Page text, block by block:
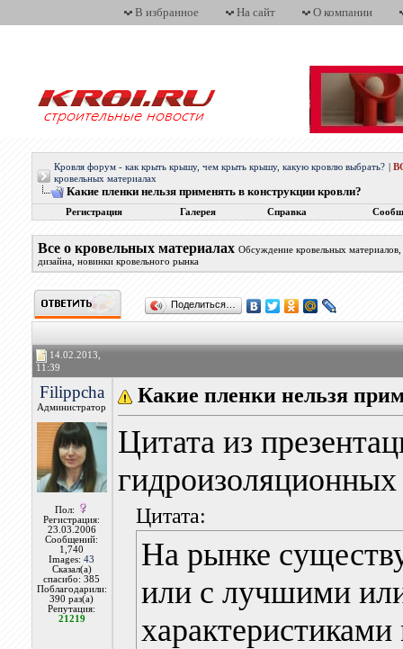
В избранное На сайт О компании
Кровля форум - как крыть крышу, чем крыть крышу, какую кровлю выбрать?
кровельных материалах
Какие пленки нельзя применять в конструкции кровли?
Регистрация Галерея Справка
Все о кровельных материалах Обсуждение кровельных
дизайна, новинки кровельного рынка
Поделиться…
14.02.2013,
11:39
Filippcha
Администратор
Пол:
Регистрация:
23.03.2006
Сообщений:
1,740
Images:43
Сказал(а)
спасибо: 385
Поблагодарили:
390 раз(а)
Репутация:
21219
Какие пленки нельзя
Цитата из
Цитата:
На рынке
или с лучшими
характеристиками